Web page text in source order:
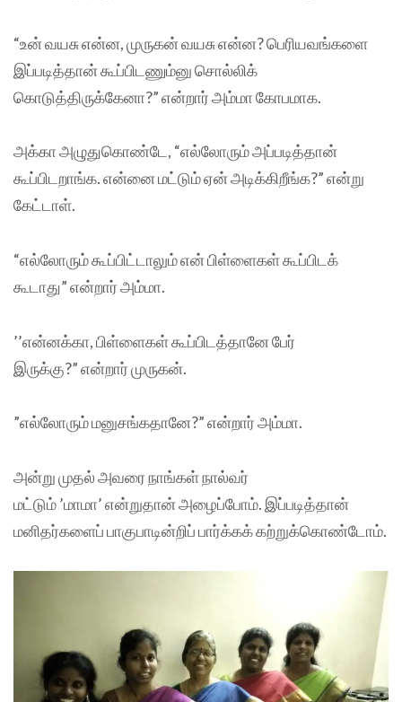
“உன் வயசு என்ன, முருகன் வயசு என்ன? பெரியவங்களை
இப்படித்தான் கூப்பிடணும்னு சொல்லிக்
கொடுத்திருக்கேனா?” என்றார் அம்மா கோபமாக.
அக்கா அழுதுகொண்டே, “எல்லோரும் அப்படித்தான்
கூப்பிடறாங்க. என்னை மட்டும் ஏன் அடிக்கிறீங்க?” என்று
கேட்டாள்.
“எல்லோரும் கூப்பிட்டாலும் என் பிள்ளைகள் கூப்பிடக்
கூடாது” என்றார் அம்மா.
’’என்னக்கா, பிள்ளைகள் கூப்பிடத்தானே பேர்
இருக்கு?” என்றார் முருகன்.
”எல்லோரும் மனுசங்கதானே?” என்றார் அம்மா.
அன்று முதல் அவரை நாங்கள் நால்வர்
மட்டும் ’மாமா’ என்றுதான் அழைப்போம். இப்படித்தான்
மனிதர்களைப் பாகுபாடின்றிப் பார்க்கக் கற்றுக்கொண்டோம்.